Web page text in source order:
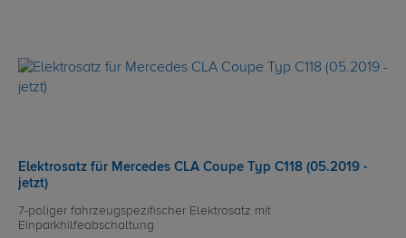
Elektrosatz für Mercedes CLA Coupe Typ C118 (05.2019 -
jetzt)
7-poliger fahrzeugspezifischer Elektrosatz mit
Einparkhilfeabschaltung